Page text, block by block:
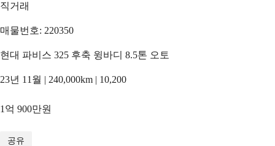
직거래
매물번호: 220350
현대 파비스 325 후축 윙바디 8.5톤 오토
23년 11월 | 240,000km | 10,200
1억 900만원
공유
/17